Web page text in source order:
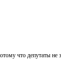
что депутаты не